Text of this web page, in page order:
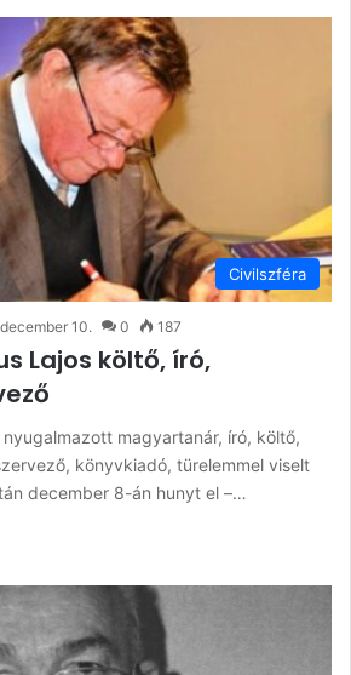
Civilszféra
10. 0 187
Lajos költő, író,
magyartanár, író, költő,
könyvkiadó, türelemmel viselt
december 8-án hunyt el –…